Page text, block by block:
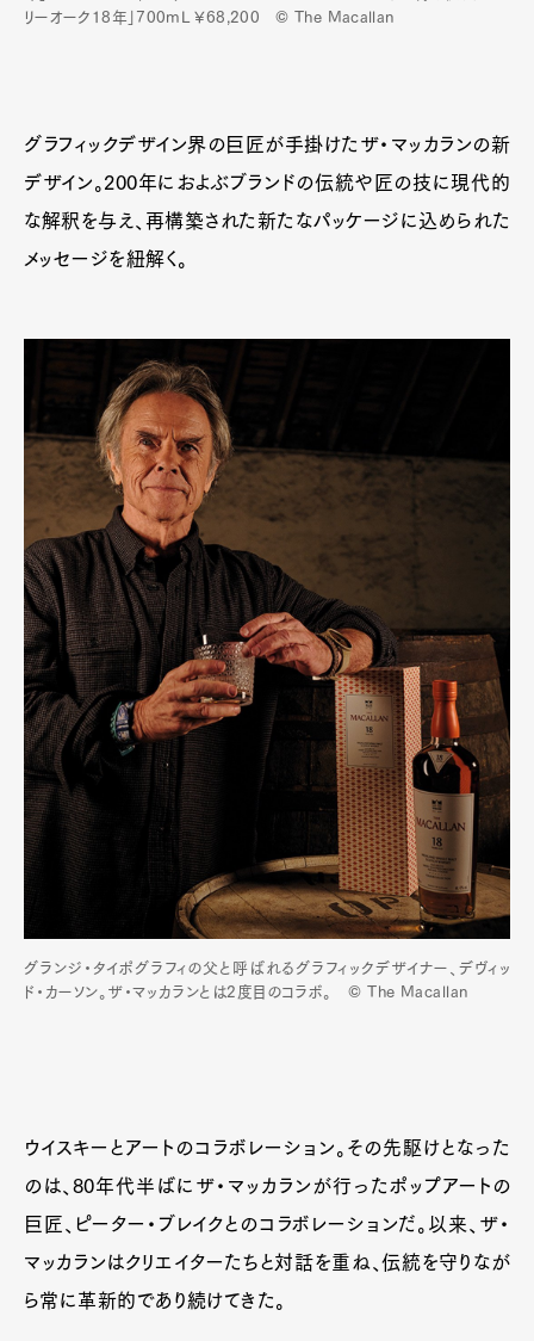
Official Columnist
About
Contact
リーオーク18年」700mL ¥68,200 © The Macallan
グラフィックデザイン界の巨匠が手掛けたザ・マッカランの新
デザイン。200年におよぶブランドの伝統や匠の技に現代的
な解釈を与え、再構築された新たなパッケージに込められた
メッセージを紐解く。
グランジ・タイポグラフィの父と呼ばれるグラフィックデザイナー、デヴィッ
ド・カーソン。ザ・マッカランとは2度目のコラボ。 © The Macallan
ウイスキーとアートのコラボレーション。その先駆けとなった
のは、80年代半ばにザ・マッカランが行ったポップアートの
巨匠、ピーター・ブレイクとのコラボレーションだ。以来、ザ・
マッカランはクリエイターたちと対話を重ね、伝統を守りなが
ら常に革新的であり続けてきた。